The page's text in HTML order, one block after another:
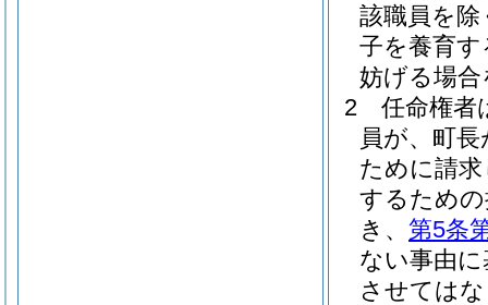
該職員を除
子を養育
妨げる場
2
任命権者
員が、町
ために請
するため
き、 第5条
ない事由
させては